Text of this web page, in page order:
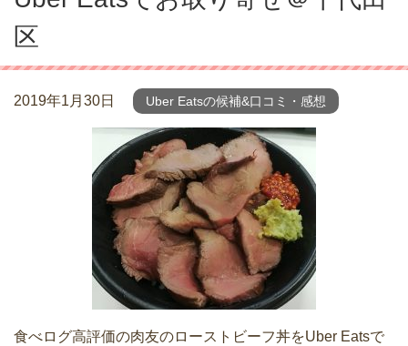
区
2019年1月30日 Uber Eatsの候補&口コミ・感想
食べログ高評価の肉友のローストビーフ丼をUber Eatsで